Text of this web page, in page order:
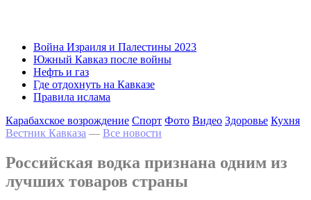
Война Израиля и Палестины 2023
Южный Кавказ после войны
Нефть и газ
Где отдохнуть на Кавказе
Правила ислама
Карабахское возрождение Спорт Фото Видео Здоровье Кухня
Вестник Кавказа — Все новости
Российская водка признана одним из
лучших товаров страны